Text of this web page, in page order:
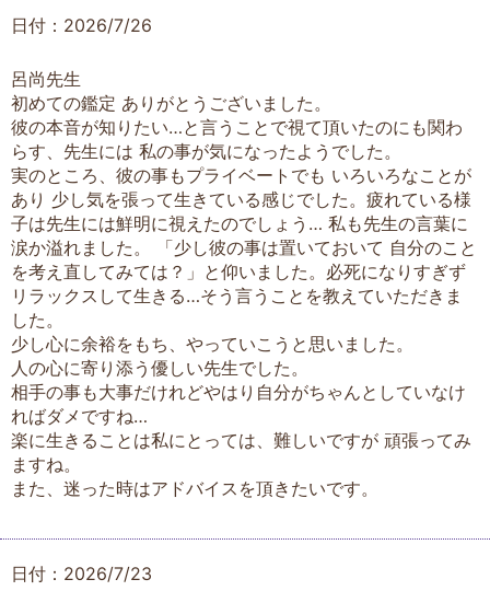
日付：2026/7/26
呂尚先生
初めての鑑定 ありがとうございました。
彼の本音が知りたい…と言うことで視て頂いたのにも関わ
らす、先生には 私の事が気になったようでした。
実のところ、彼の事もプライベートでも いろいろなことが
あり 少し気を張って生きている感じでした。疲れている様
子は先生には鮮明に視えたのでしょう… 私も先生の言葉に
涙か溢れました。 「少し彼の事は置いておいて 自分のこと
を考え直してみては？」と仰いました。必死になりすぎず
リラックスして生きる…そう言うことを教えていただきま
した。
少し心に余裕をもち、やっていこうと思いました。
人の心に寄り添う優しい先生でした。
相手の事も大事だけれどやはり自分がちゃんとしていなけ
ればダメですね…
楽に生きることは私にとっては、難しいですが 頑張ってみ
ますね。
また、迷った時はアドバイスを頂きたいです。
日付：2026/7/23